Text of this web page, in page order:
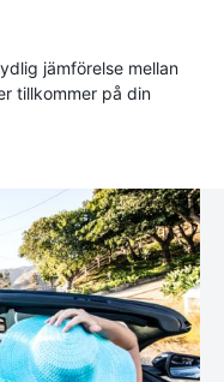
jämförelse mellan
tillkommer på din